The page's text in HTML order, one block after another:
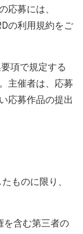
応募には、
の利用規約をご
項で規定する
主催者は、応募
応募作品の提出
ものに限り、
を含む第三者の